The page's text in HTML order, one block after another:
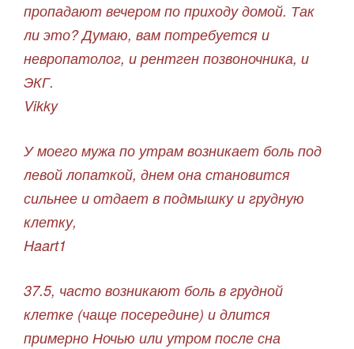
пропадают вечером по приходу домой. Так
ли это? Думаю, вам потребуется и
невропатолог, и рентген позвоночника, и
ЭКГ.
Vikky
У моего мужа по утрам возникает боль под
левой лопаткой, днем она становится
сильнее и отдает в подмышку и грудную
клетку,
Haart1
37.5, часто возникают боль в грудной
клетке (чаще посередине) и длится
примерно Ночью или утром после сна